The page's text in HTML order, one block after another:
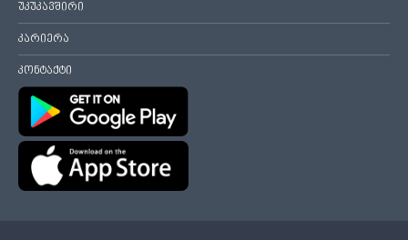
უკუკავშირი
კარიერა
კონტაქტი